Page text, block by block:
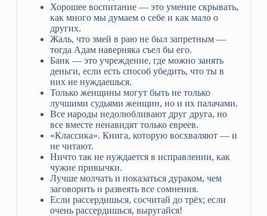
Хорошее воспитание — это умение скрывать,
как много мы думаем о себе и как мало о
других.
Жаль, что змей в раю не был запретным —
тогда Адам наверняка съел бы его.
Банк — это учреждение, где можно занять
деньги, если есть способ убедить, что ты в
них не нуждаешься.
Только женщины могут быть не только
лучшими судьями женщин, но и их палачами.
Все народы недолюбливают друг друга, но
все вместе ненавидят только евреев.
«Классика». Книга, которую восхваляют — и
не читают.
Ничто так не нуждается в исправлении, как
чужие привычки.
Лучше молчать и показаться дураком, чем
заговорить и развеять все сомнения.
Если рассердишься, сосчитай до трёх; если
очень рассердишься, выругайся!